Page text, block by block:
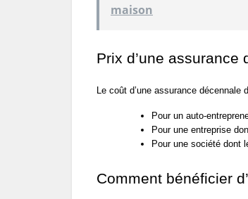
maison
Prix d’une assurance
Le coût d’une assurance décennale
Pour un auto-
Pour une entreprise
Pour une société dont
Comment bénéficier